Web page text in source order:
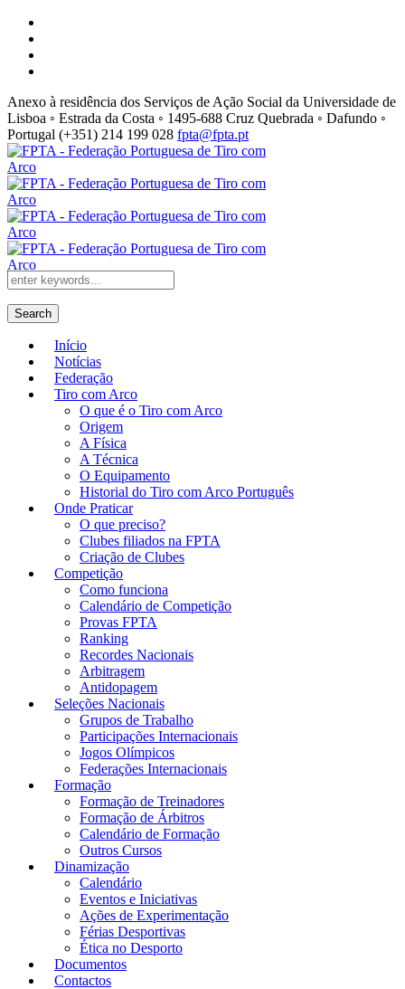
Anexo à residência dos Serviços de Ação Social da Universidade de
Lisboa ◦ Estrada da Costa ◦ 1495-688 Cruz Quebrada ◦ Dafundo ◦
Portugal (+351) 214 199 028 fpta@fpta.pt
Search
Início
Notícias
Federação
Tiro com Arco
O que é o Tiro com Arco
Origem
A Física
A Técnica
O Equipamento
Historial do Tiro com Arco Português
Onde Praticar
O que preciso?
Clubes filiados na FPTA
Criação de Clubes
Competição
Como funciona
Calendário de Competição
Provas FPTA
Ranking
Recordes Nacionais
Arbitragem
Antidopagem
Seleções Nacionais
Grupos de Trabalho
Participações Internacionais
Jogos Olímpicos
Federações Internacionais
Formação
Formação de Treinadores
Formação de Árbitros
Calendário de Formação
Outros Cursos
Dinamização
Calendário
Eventos e Iniciativas
Ações de Experimentação
Férias Desportivas
Ética no Desporto
Documentos
Contactos